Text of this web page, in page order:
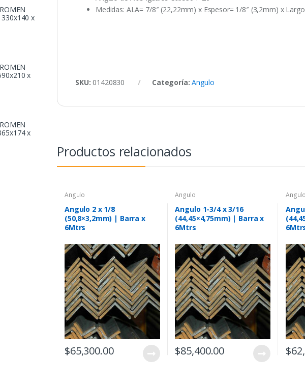
Medidas: ALA= 7/8″ (22,22mm) x Espesor= 1/8″ (3,2mm) x
SKU: 01420830 Categoría:Angulo
Productos relacionados
Angulo
Angulo 2 x 1/8
(50,8×3,2mm) | Barra x
6Mtrs
$65,300.00
Angulo
Angulo 1-3/4 x 3/16
(44,45×4,75mm) | Barra x
6Mtrs
$85,400.00
Angulo
$
x
x
x